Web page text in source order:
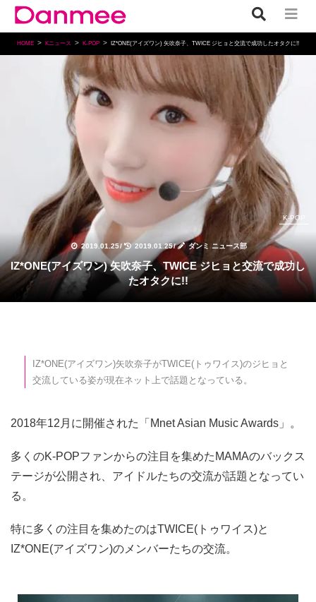
HOME Kニュース K-POP IZ*ONE(アイズワン) 矢吹奈子、TWICE ジヒョと交流で成功したオタクに!!
2019.01.25/ 2019.01.25/ ダンミ ニュース部
K-POP
IZ*ONE(アイズワン) 矢吹奈子、TWICE ジヒョと交流で成功し
たオタクに!!
IZ*ONE(アイズワン)矢吹奈子がTWICE(トゥワイス)のジヒョと
交流している姿が現在ネット上で話題となっている。
2018年12月に開催された「Mnet Asian Music Awards」。
多くのK-POPファンからの注目を集めたMAMAのバックス
テージが公開され、アイドルたちの交流が話題となってい
る。
特に多くの注目を集めたのはTWICE(トゥワイス)と
IZ*ONE(アイズワン)のメンバーたちの交流。